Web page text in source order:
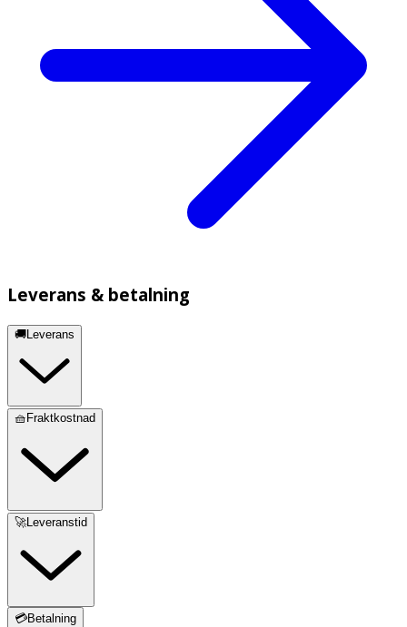
Leverans & betalning
🚚Leverans
🧺Fraktkostnad
🚀Leveranstid
💳Betalning